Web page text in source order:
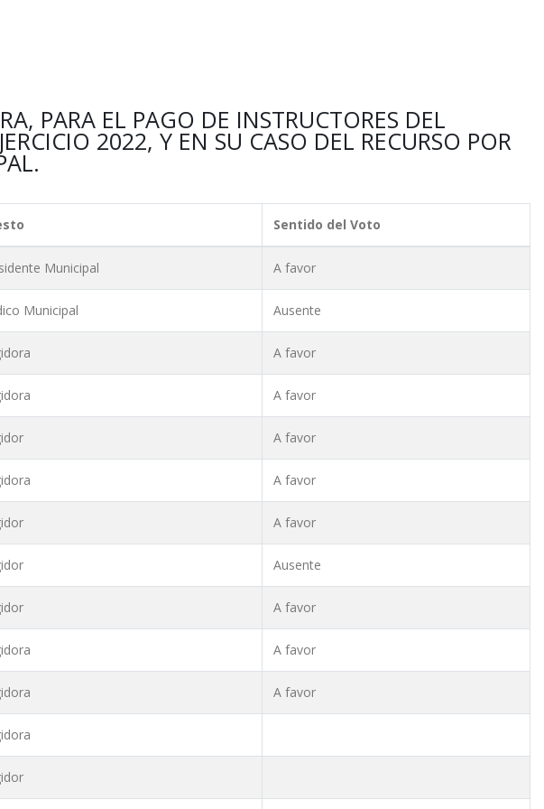
PARA EL PAGO DE INSTRUCTORES DEL
2022, Y EN SU CASO DEL RECURSO POR
Sentido del Voto
Municipal A favor
Municipal Ausente
A favor
A favor
A favor
A favor
A favor
Ausente
A favor
A favor
A favor